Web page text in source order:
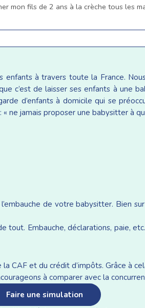
mon fils de 2 ans à la crèche tous les
enfants à travers toute la France.
c’est de laisser ses enfants à une
d’enfants à domicile qui se
ne jamais proposer une babysitter à
de votre babysitter. Bien
Embauche, déclarations, paie,
CAF et du crédit d’impôts. Grâce à
à comparer avec la
Faire une simulation